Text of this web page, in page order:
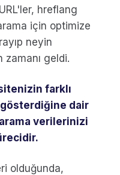
hreflang
için optimize
neyin
zamanı geldi.
farklı
dair
verilerinizi
olduğunda,